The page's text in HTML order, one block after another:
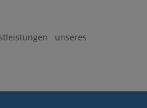
unseres